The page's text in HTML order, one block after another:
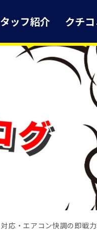
ッフ紹介 クチコ
応・エアコン快調の即